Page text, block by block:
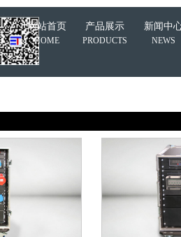
网站首页
HOME
产品展示
PRODUCTS
新闻中
NEWS